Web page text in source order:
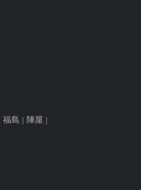
福島 陣屋